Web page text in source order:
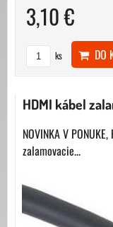
3,10 €
ks DO
HDMI kábel
NOVINKA V
zalamovacie...